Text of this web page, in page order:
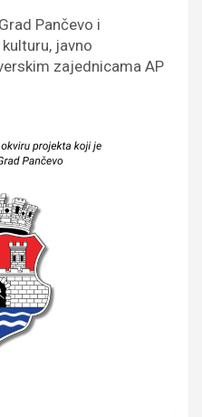
Pančevo i
javno
zajednicama AP